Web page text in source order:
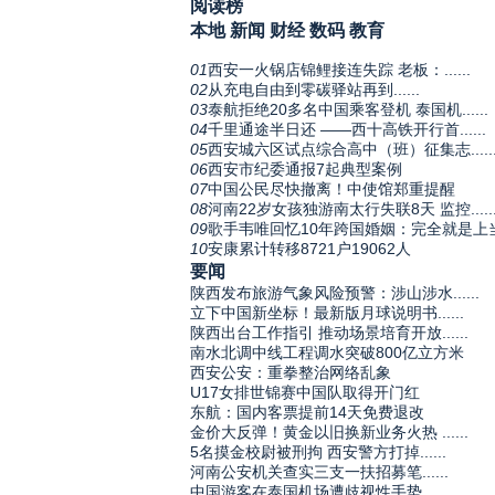
阅读榜
本地 新闻 财经 数码 教育
01西安一火锅店锦鲤接连失踪 老板：......
02从充电自由到零碳驿站再到......
03泰航拒绝20多名中国乘客登机 泰国机......
04千里通途半日还 ——西十高铁开行首......
05西安城六区试点综合高中（班）征集志......
06西安市纪委通报7起典型案例
07中国公民尽快撤离！中使馆郑重提醒
08河南22岁女孩独游南太行失联8天 监控......
09歌手韦唯回忆10年跨国婚姻：完全就是上
10安康累计转移8721户19062人
要闻
陕西发布旅游气象风险预警：涉山涉水......
立下中国新坐标！最新版月球说明书......
陕西出台工作指引 推动场景培育开放......
南水北调中线工程调水突破800亿立方米
西安公安：重拳整治网络乱象
U17女排世锦赛中国队取得开门红
东航：国内客票提前14天免费退改
金价大反弹！黄金以旧换新业务火热 ......
5名摸金校尉被刑拘 西安警方打掉......
河南公安机关查实三支一扶招募笔......